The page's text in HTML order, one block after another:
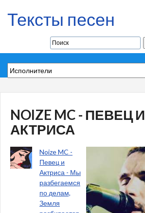
Тексты песен
NOIZE MC - ПЕВЕЦ И
АКТРИСА
Noize MC -
Певец и
Актриса - Мы
разбегаемся
по делам,
Земля